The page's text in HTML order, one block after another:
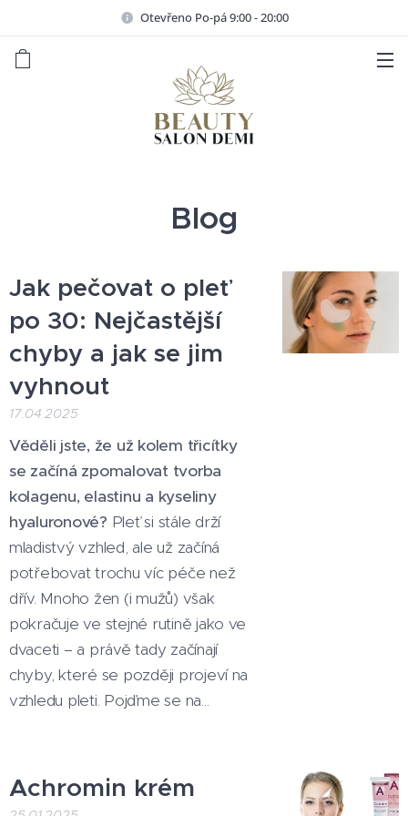
Otevřeno Po-pá 9:00 - 20:00
Blog
Jak pečovat o pleť
po 30: Nejčastější
chyby a jak se jim
vyhnout
17.04.2025
Věděli jste, že už kolem třicítky
se začíná zpomalovat tvorba
kolagenu, elastinu a kyseliny
hyaluronové? Pleť si stále drží
mladistvý vzhled, ale už začíná
potřebovat trochu víc péče než
dřív. Mnoho žen (i mužů) však
pokračuje ve stejné rutině jako ve
dvaceti – a právě tady začínají
chyby, které se později projeví na
vzhledu pleti. Pojďme se na...
Achromin krém